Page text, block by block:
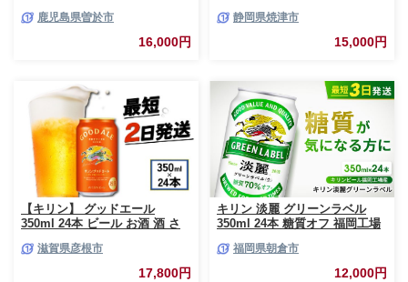
v02鹿児島県曽於市
16,000円
ッポロ サッポロビール 黒ラベ
静岡県焼津市
15,000円
【キリン】 グッドエール
350ml 24本 ビール お酒 酒 さ
芽 ホップ 麦酒 Beer 缶ビール
350ml 24缶 キリンビール アル
滋賀県彦根市
17,800円
キリン 淡麗 グリーンラベル
350ml 24本 糖質オフ 福岡工場
泡酒 送料無料 ギフト 内祝い ケ
福岡県朝倉市
12,000円